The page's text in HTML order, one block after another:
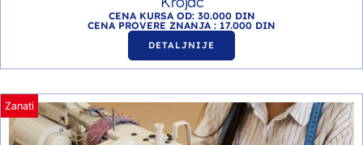
CENA KURSA OD: 30.000 DIN
CENA PROVERE ZNANJA : 17.000 DIN
DETALJNIJE
Zanati